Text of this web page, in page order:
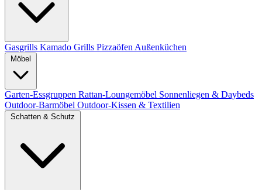
Gasgrills Kamado Grills Pizzaöfen Außenküchen
Garten-Essgruppen Rattan-Loungemöbel Sonnenliegen & Daybeds
Outdoor-Barmöbel Outdoor-Kissen & Textilien